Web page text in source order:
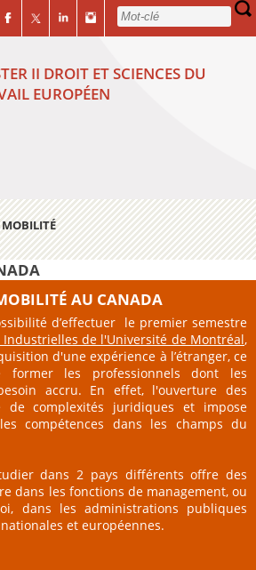
II DROIT ET SCIENCES DU
EUROPÉEN
MOBILITÉ
AU CANADA
d’effectuer le premier semestre
Industrielles de l'Université de Montréal,
d'une expérience à l’étranger, ce
former les professionnels dont les
accru. En effet, l'ouverture des
de complexités juridiques et impose
compétences dans les champs du
dans 2 pays différents offre des
dans les fonctions de management, ou
dans les administrations publiques
et européennes.